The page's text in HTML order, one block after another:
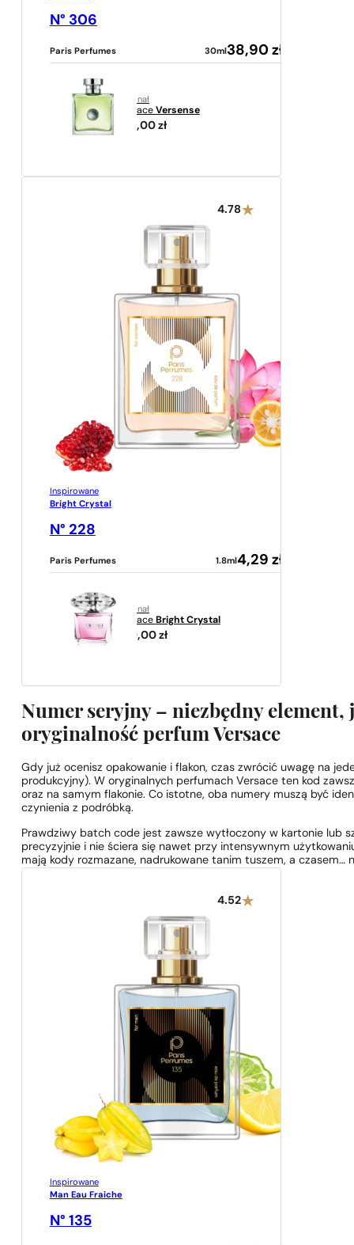
N° 306
Paris Perfumes 30ml38,90 zł
oryginał
Versace Versense
279,00 zł
4.78
Inspirowane
Bright Crystal
N° 228
Paris Perfumes 1.8ml4,29 zł
oryginał
Versace Bright Crystal
299,00 zł
Numer seryjny – niezbędny element,
oryginalność perfum Versace
Gdy już ocenisz opakowanie i flakon, czas zwrócić uwagę na
produkcyjny). W oryginalnych perfumach Versace ten kod
oraz na samym flakonie. Co istotne, oba numery muszą być
czynienia z podróbką.
Prawdziwy batch code jest zawsze wytłoczony w kartonie lub
precyzyjnie i nie ściera się nawet przy intensywnym
mają kody rozmazane, nadrukowane tanim tuszem, a czasem…
4.52
Inspirowane
Man Eau Fraiche
N° 135